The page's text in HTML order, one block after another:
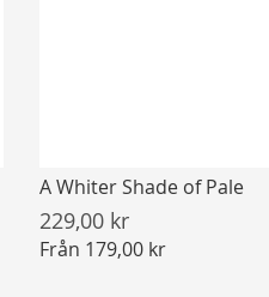
A Whiter Shade of Pale
229,00 kr
Från 179,00 kr